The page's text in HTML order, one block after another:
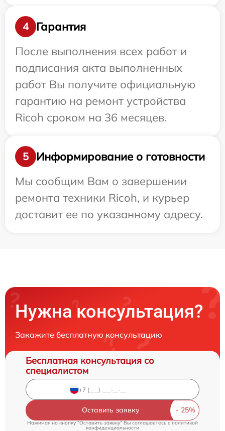
4
Гарантия
После выполнения всех работ и
подписания акта выполненных
работ Вы получите официальную
гарантию на ремонт устройства
Ricoh сроком на 36 месяцев.
5
Информирование о готовности
Мы сообщим Вам о завершении
ремонта техники Ricoh, и курьер
доставит ее по указанному адресу.
Нужна консультация?
Закажите бесплатную консультацию
Бесплатная консультация со
специалистом
Оставить заявку
Нажимая на кнопку "Оставить заявку" Вы соглашаетесь c политикой
конфиденциальности